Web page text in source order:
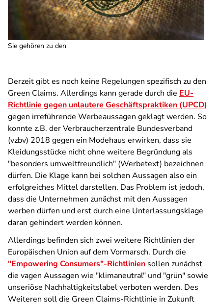
Sie gehören zu den
Derzeit gibt es noch keine Regelungen spezifisch zu den
Green Claims. Allerdings kann gerade durch die EU-
Richtlinie gegen unlautere Geschäftspraktiken (UPCD)
gegen irreführende Werbeaussagen geklagt werden. So
konnte z.B. der Verbraucherzentrale Bundesverband
(vzbv) 2018 gegen ein Modehaus erwirken, dass sie
Kleidungsstücke nicht ohne weitere Begründung als
"besonders umweltfreundlich" (Werbetext) bezeichnen
dürfen. Die Klage kann bei solchen Aussagen also ein
erfolgreiches Mittel darstellen. Das Problem ist jedoch,
dass die Unternehmen zunächst mit den Aussagen
werben dürfen und erst durch eine Unterlassungsklage
daran gehindert werden können.
Allerdings befinden sich zwei weitere Richtlinien der
Europäischen Union auf dem Vormarsch. Durch die
"Empowering Consumers"-Richtlinien sollen zunächst
die vagen Aussagen wie "klimaneutral" und "grün" sowie
unseriöse Nachhaltigkeitslabel verboten werden. Des
Weiteren soll die Green Claims-Richtlinie in Zukunft